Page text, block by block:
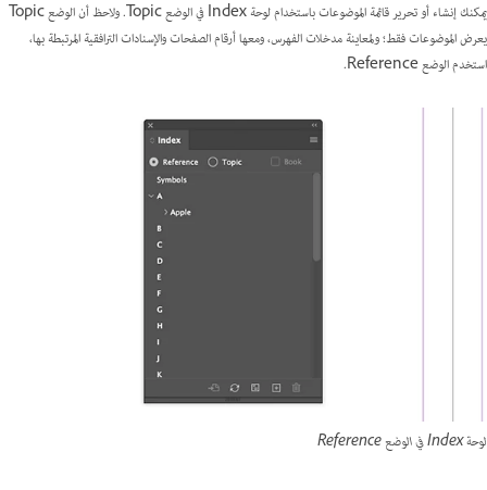
يمكنك إنشاء أو تحرير قائمة الموضوعات باستخدام لوحة Index في الوضع Topic. ولاحظ أن الوضع Topic
يعرض الموضوعات فقط؛ ولمعاينة مدخلات الفهرس، ومعها أرقام الصفحات والإسنادات الترافقية المرتبطة بها،
استخدم الوضع Reference.
لوحة Index في الوضع Reference